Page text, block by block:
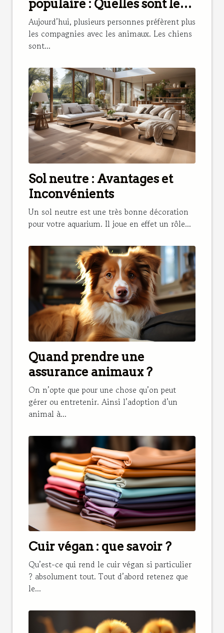
populaire : Quelles sont les
meilleures races à choisir ?
Aujourd’hui, plusieurs personnes préfèrent plus
les compagnies avec les animaux. Les chiens
sont...
Sol neutre : Avantages et
Inconvénients
Un sol neutre est une très bonne décoration
pour votre aquarium. Il joue en effet un rôle...
Quand prendre une
assurance animaux ?
On n’opte que pour une chose qu’on peut
gérer ou entretenir. Ainsi l’adoption d’un
animal à...
Cuir végan : que savoir ?
Qu’est-ce qui rend le cuir végan si particulier
? absolument tout. Tout d’abord retenez que
le...